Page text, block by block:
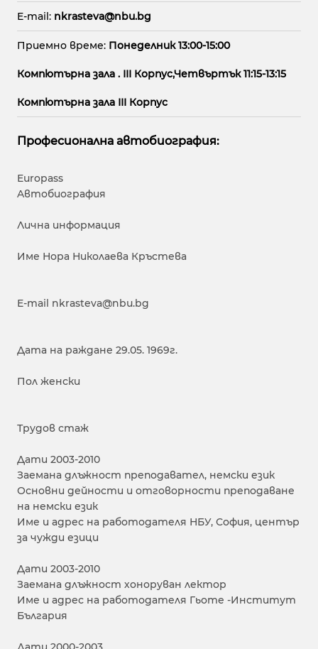
E-mail: nkrasteva@nbu.bg
Приемно време: Понеделник 13:00-15:00
Компютърна зала . ІІІ Корпус,Четвъртък 11:15-13:15
Компютърна зала ІІІ Корпус
Професионална автобиография:
Europass
Aвтобиография
Лична информация
Име Нора Николаева Кръстева
E-mail nkrasteva@nbu.bg
Дата на раждане 29.05. 1969г.
Пол женски
Трудов стаж
Дати 2003-2010
Заемана длъжност преподавател, немски език
Основни дейности и отговорности преподаване
на немски език
Име и адрес на работодателя НБУ, София, център
за чужди езици
Дати 2003-2010
Заемана длъжност хоноруван лектор
Име и адрес на работодателя Гьоте -Институт
България